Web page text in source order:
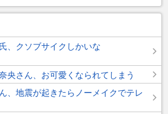
、クソブサイクしかいな
央さん、お可愛くなられてしまう
、地震が起きたらノーメイクでテレ